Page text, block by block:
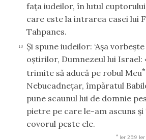
faţa iudeilor, în lutul
care este la intrarea casei lui
Tahpanes.
10
Şi spune iudeilor: ‘Aşa
oştirilor, Dumnezeul lui Israel:
trimite să aducă pe robul Meu*
Nebucadneţar, împăratul
pune scaunul lui de domnie
pietre pe care le-am ascuns
covorul peste ele.
* Ier 25:9